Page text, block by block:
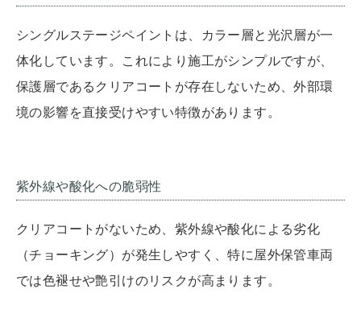
シングルステージペイントは、カラー層と光沢層が一
体化しています。これにより施工がシンプルですが、
保護層であるクリアコートが存在しないため、外部環
境の影響を直接受けやすい特徴があります。
紫外線や酸化への脆弱性
クリアコートがないため、紫外線や酸化による劣化
（チョーキング）が発生しやすく、特に屋外保管車両
では色褪せや艶引けのリスクが高まります。